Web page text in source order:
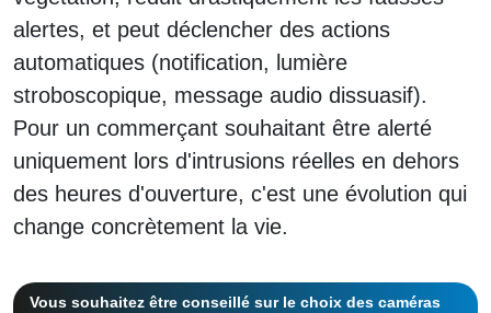
alertes, et peut déclencher des actions
automatiques (notification, lumière
stroboscopique, message audio dissuasif).
Pour un commerçant souhaitant être alerté
uniquement lors d'intrusions réelles en dehors
des heures d'ouverture, c'est une évolution qui
change concrètement la vie.
Vous souhaitez être conseillé sur le choix des caméras